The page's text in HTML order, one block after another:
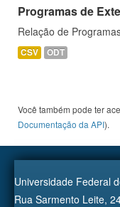
Programas de
Relação de
CSV ODT
Você também pode ter
Documentação da API).
Universidade Federal
Rua Sarmento Leite,